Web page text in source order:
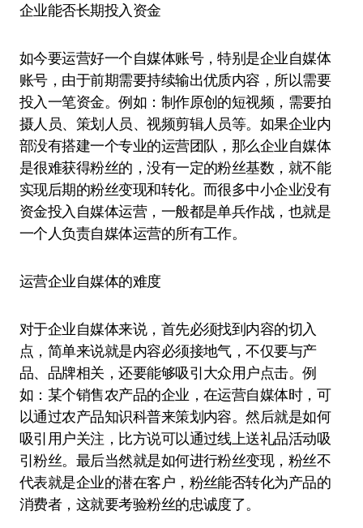
企业能否长期投入资金
如今要运营好一个自媒体账号，特别是企业自媒体
账号，由于前期需要持续输出优质内容，所以需要
投入一笔资金。例如：制作原创的短视频，需要拍
摄人员、策划人员、视频剪辑人员等。如果企业内
部没有搭建一个专业的运营团队，那么企业自媒体
是很难获得粉丝的，没有一定的粉丝基数，就不能
实现后期的粉丝变现和转化。而很多中小企业没有
资金投入自媒体运营，一般都是单兵作战，也就是
一个人负责自媒体运营的所有工作。
运营企业自媒体的难度
对于企业自媒体来说，首先必须找到内容的切入
点，简单来说就是内容必须接地气，不仅要与产
品、品牌相关，还要能够吸引大众用户点击。例
如：某个销售农产品的企业，在运营自媒体时，可
以通过农产品知识科普来策划内容。然后就是如何
吸引用户关注，比方说可以通过线上送礼品活动吸
引粉丝。最后当然就是如何进行粉丝变现，粉丝不
代表就是企业的潜在客户，粉丝能否转化为产品的
消费者，这就要考验粉丝的忠诚度了。